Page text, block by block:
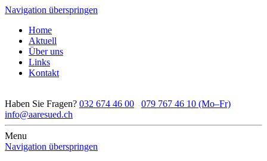
Navigation überspringen
Home
Aktuell
Über uns
Links
Kontakt
Haben Sie Fragen? 032 674 46 00
079 767 46 10 (Mo–Fr)
info@aaresued.ch
Menu
Navigation überspringen